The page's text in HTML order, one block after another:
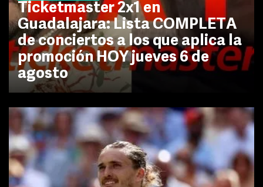
Ticketmaster 2x1 en
Guadalajara: Lista COMPLETA
de conciertos a los que aplica la
promoción HOY jueves 6 de
agosto